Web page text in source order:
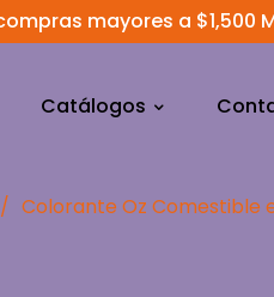
mayores a $1,500 MXN •
Catálogos
/ Colorante Oz Comestible